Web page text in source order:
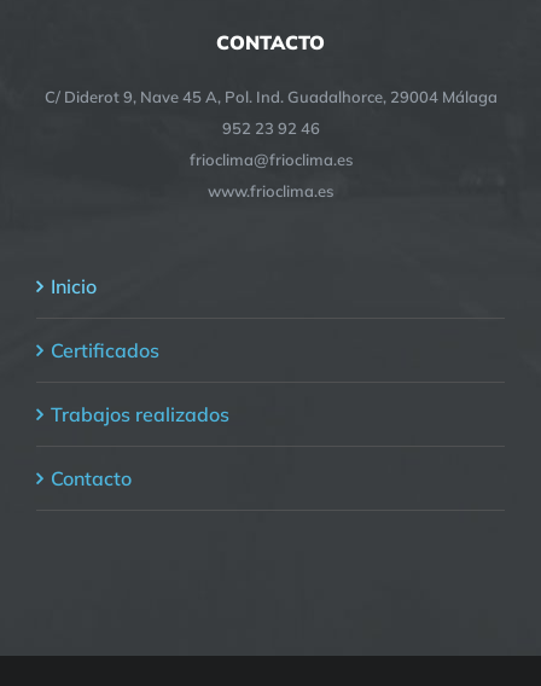
CONTACTO
C/ Diderot 9, Nave 45 A, Pol. Ind. Guadalhorce, 29004 Málaga
952 23 92 46
frioclima@frioclima.es
www.frioclima.es
Inicio
Certificados
Trabajos realizados
Contacto